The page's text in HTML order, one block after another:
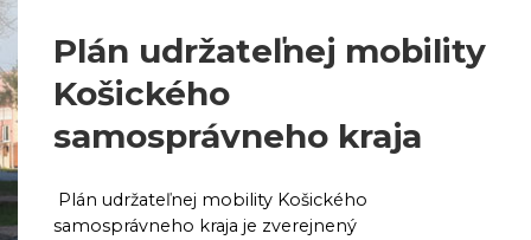
Plán udržateľnej mobility
Košického
samosprávneho kraja
Plán udržateľnej mobility Košického
samosprávneho kraja je zverejnený